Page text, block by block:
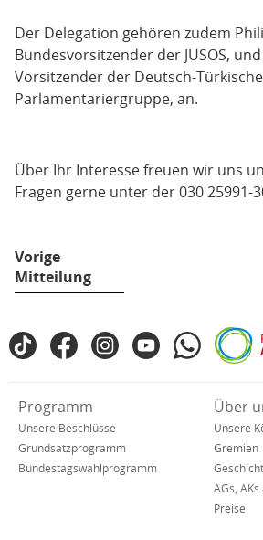
Der Delegation gehören zudem
Bundesvorsitzender der JUSOS,
Vorsitzender der Deutsch-
Parlamentariergruppe, an.
Über Ihr Interesse freuen wir uns
Fragen gerne unter der 030 25991-
Vorige
Mitteilung
Fußbereich
SPD
sozialen
Netzwerken
TikTokFacebookInstagramYouTubeWhatsApp
Verkürzte
Navigation
Programm
Unsere Beschlüsse
Grundsatzprogramm
Bundestagswahlprogramm
Über
Unsere
Gremien
AGs,
Preise